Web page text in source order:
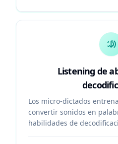
Listening de
Los micro-dictados
convertir sonidos en
habilidades de